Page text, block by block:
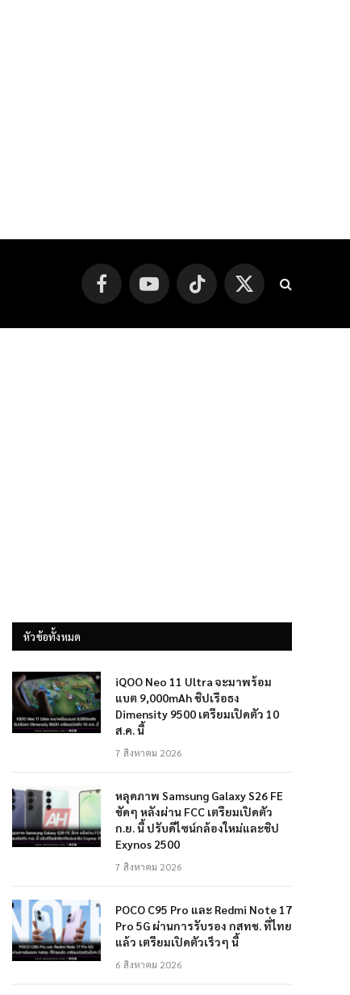
FacebookYouTube TikTok
X
(Twitter)
หัวข้อทั้งหมด
iQOO Neo 11 Ultra จะมาพร้อม
แบต 9,000mAh ชิปเรือธง
Dimensity 9500 เตรียมเปิดตัว 10
ส.ค. นี้
7 สิงหาคม 2026
หลุดภาพ Samsung Galaxy S26 FE
ชัดๆ หลังผ่าน FCC เตรียมเปิดตัว
ก.ย. นี้ ปรับดีไซน์กล้องใหม่และชิป
Exynos 2500
7 สิงหาคม 2026
POCO C95 Pro และ Redmi Note 17
Pro 5G ผ่านการรับรอง กสทช. ที่ไทย
แล้ว เตรียมเปิดตัวเร็วๆ นี้
6 สิงหาคม 2026